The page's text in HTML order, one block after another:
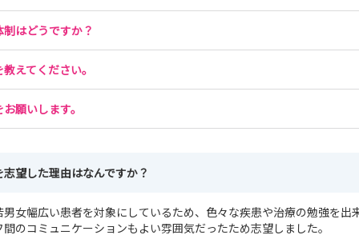
はどうですか？
えてください。
願いします。
望した理由はなんですか？
女幅広い患者を対象にしているため、色々な疾患や治療の勉強を出
のコミュニケーションもよい雰囲気だったため志望しました。